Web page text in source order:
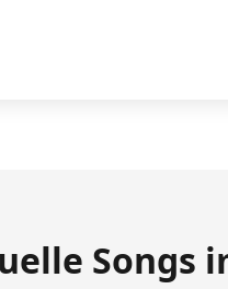
Songs